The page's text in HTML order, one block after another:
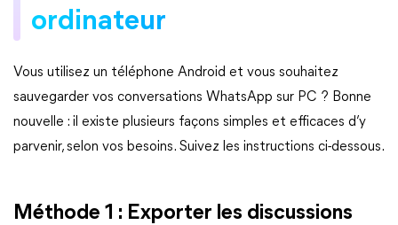
ordinateur
Vous utilisez un téléphone Android et vous souhaitez
sauvegarder vos conversations WhatsApp sur PC ? Bonne
nouvelle : il existe plusieurs façons simples et efficaces d’y
parvenir, selon vos besoins. Suivez les instructions ci-dessous.
Méthode 1 : Exporter les discussions